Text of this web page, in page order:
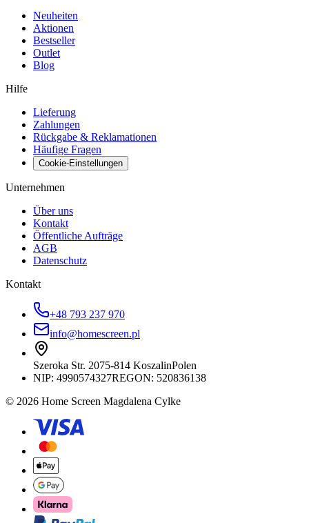
Neuheiten
Aktionen
Bestseller
Outlet
Blog
Hilfe
Lieferung
Zahlungen
Rückgabe & Reklamationen
Häufige Fragen
Cookie-Einstellungen
Unternehmen
Über uns
Kontakt
Öffentliche Aufträge
AGB
Datenschutz
Kontakt
+48 793 237 970
info@homescreen.pl
Szeroka Str. 2075-814 KoszalinPolen
NIP: 4990574327REGON: 520836138
© 2026 Home Screen Magdalena Cylke